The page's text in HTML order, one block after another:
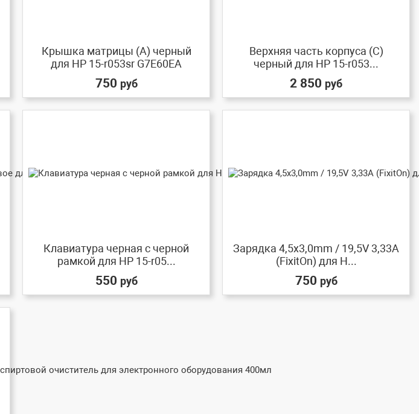
Крышка матрицы (A) черный
для HP 15-r053sr G7E60EA
750 руб
Верхняя часть корпуса (C)
черный для HP 15-r053...
2 850 руб
Клавиатура черная с черной
рамкой для HP 15-r05...
550 руб
Зарядка 4,5x3,0mm / 19,5V 3,33A
(FixitOn) для H...
750 руб